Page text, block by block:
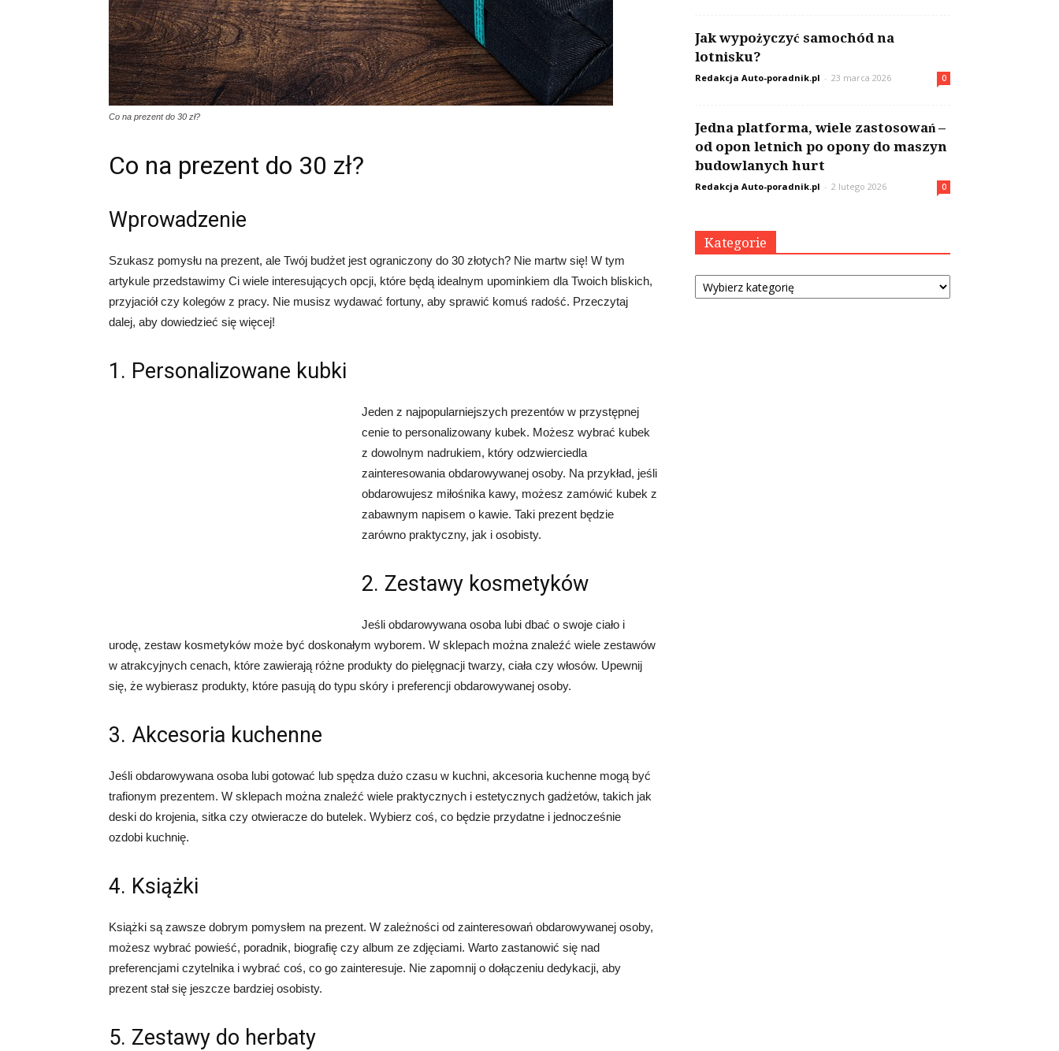
Co na prezent do 30 zł?
Co na prezent do 30 zł?
Wprowadzenie
Szukasz pomysłu na prezent, ale Twój budżet jest ograniczony do 30 złotych? Nie martw się! W tym
artykule przedstawimy Ci wiele interesujących opcji, które będą idealnym upominkiem dla Twoich bliskich,
przyjaciół czy kolegów z pracy. Nie musisz wydawać fortuny, aby sprawić komuś radość. Przeczytaj
dalej, aby dowiedzieć się więcej!
1. Personalizowane kubki
Jeden z najpopularniejszych prezentów w przystępnej
cenie to personalizowany kubek. Możesz wybrać kubek
z dowolnym nadrukiem, który odzwierciedla
zainteresowania obdarowywanej osoby. Na przykład, jeśli
obdarowujesz miłośnika kawy, możesz zamówić kubek z
zabawnym napisem o kawie. Taki prezent będzie
zarówno praktyczny, jak i osobisty.
2. Zestawy kosmetyków
Jeśli obdarowywana osoba lubi dbać o swoje ciało i
urodę, zestaw kosmetyków może być doskonałym wyborem. W sklepach można znaleźć wiele zestawów
w atrakcyjnych cenach, które zawierają różne produkty do pielęgnacji twarzy, ciała czy włosów. Upewnij
się, że wybierasz produkty, które pasują do typu skóry i preferencji obdarowywanej osoby.
3. Akcesoria kuchenne
Jeśli obdarowywana osoba lubi gotować lub spędza dużo czasu w kuchni, akcesoria kuchenne mogą być
trafionym prezentem. W sklepach można znaleźć wiele praktycznych i estetycznych gadżetów, takich jak
deski do krojenia, sitka czy otwieracze do butelek. Wybierz coś, co będzie przydatne i jednocześnie
ozdobi kuchnię.
4. Książki
Książki są zawsze dobrym pomysłem na prezent. W zależności od zainteresowań obdarowywanej osoby,
możesz wybrać powieść, poradnik, biografię czy album ze zdjęciami. Warto zastanowić się nad
preferencjami czytelnika i wybrać coś, co go zainteresuje. Nie zapomnij o dołączeniu dedykacji, aby
prezent stał się jeszcze bardziej osobisty.
5. Zestawy do herbaty
Jak wypożyczyć samochód na
lotnisku?
Redakcja Auto-poradnik.pl - 23 marca 2026 0
Jedna platforma, wiele zastosowań –
od opon letnich po opony do maszyn
budowlanych hurt
Redakcja Auto-poradnik.pl - 2 lutego 2026 0
Kategorie
Kategorie